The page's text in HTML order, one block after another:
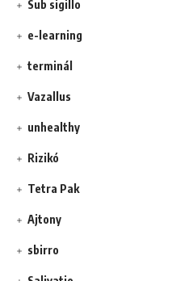
Sub sigillo
e-learning
terminál
Vazallus
unhealthy
Rizikó
Tetra Pak
Ajtony
sbirro